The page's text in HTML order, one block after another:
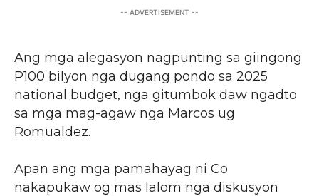
-- ADVERTISEMENT --
Ang mga alegasyon nagpunting sa giingong
P100 bilyon nga dugang pondo sa 2025
national budget, nga gitumbok daw ngadto
sa mga mag-agaw nga Marcos ug
Romualdez.
Apan ang mga pamahayag ni Co
nakapukaw og mas lalom nga diskusyon